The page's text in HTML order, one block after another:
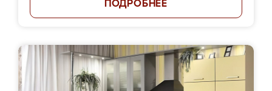
ПОДРОБНЕЕ